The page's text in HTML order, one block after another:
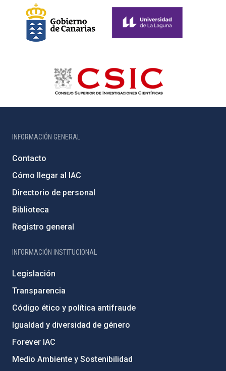
INFORMACIÓN GENERAL
Contacto
Cómo llegar al IAC
Directorio de personal
Biblioteca
Registro general
INFORMACIÓN INSTITUCIONAL
Legislación
Transparencia
Código ético y política antifraude
Igualdad y diversidad de género
Forever IAC
Medio Ambiente y Sostenibilidad